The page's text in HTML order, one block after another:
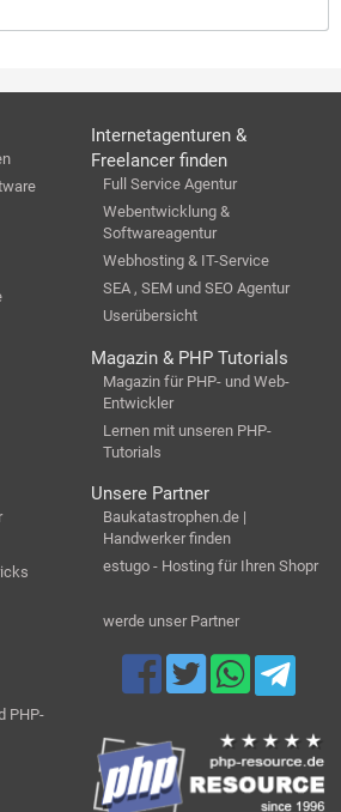
Internetagenturen &
Freelancer finden
Full Service Agentur
Webentwicklung &
Softwareagentur
Webhosting & IT-Service
SEA , SEM und SEO Agentur
Userübersicht
Magazin & PHP Tutorials
Magazin für PHP- und Web-
Entwickler
Lernen mit unseren PHP-
Tutorials
Unsere Partner
Baukatastrophen.de |
Handwerker finden
estugo - Hosting für Ihren Shopr
werde unser Partner
PHP-